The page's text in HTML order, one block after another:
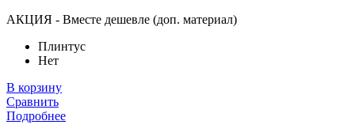
АКЦИЯ - Вместе дешевле (доп. материал)
Плинтус
Нет
В корзину
Сравнить
Подробнее